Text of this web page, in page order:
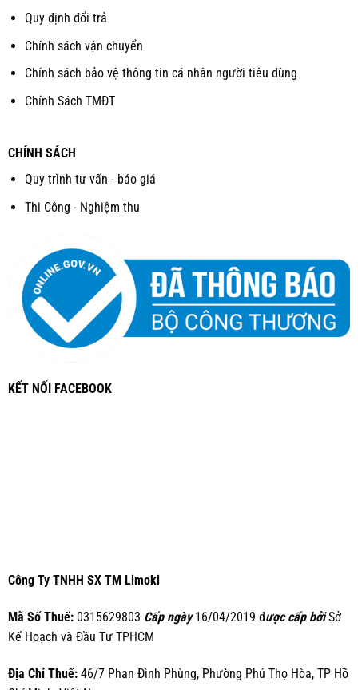
Quy định đổi trả
Chính sách vận chuyển
Chính sách bảo vệ thông tin cá nhân người tiêu dùng
Chính Sách TMĐT
CHÍNH SÁCH
Quy trình tư vấn - báo giá
Thi Công - Nghiệm thu
KẾT NỐI FACEBOOK
Công Ty TNHH SX TM Limoki
Mã Số Thuế:0315629803 Cấp ngày16/04/2019 được cấp bởiSở
Kế Hoạch và Đầu Tư TPHCM
Địa Chỉ Thuế:46/7 Phan Đình Phùng, Phường Phú Thọ Hòa, TP Hồ